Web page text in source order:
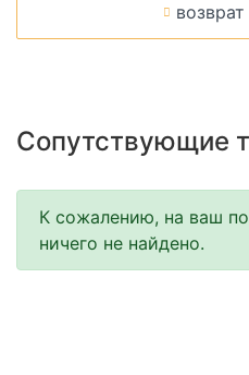
Сопутствующие
К сожалению, на ваш
ничего не найдено.